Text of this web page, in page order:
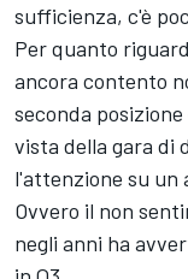
sufficienza, c'è
Per quanto
ancora contento
seconda
vista della gara di
l'attenzione su un
Ovvero il non
negli anni ha